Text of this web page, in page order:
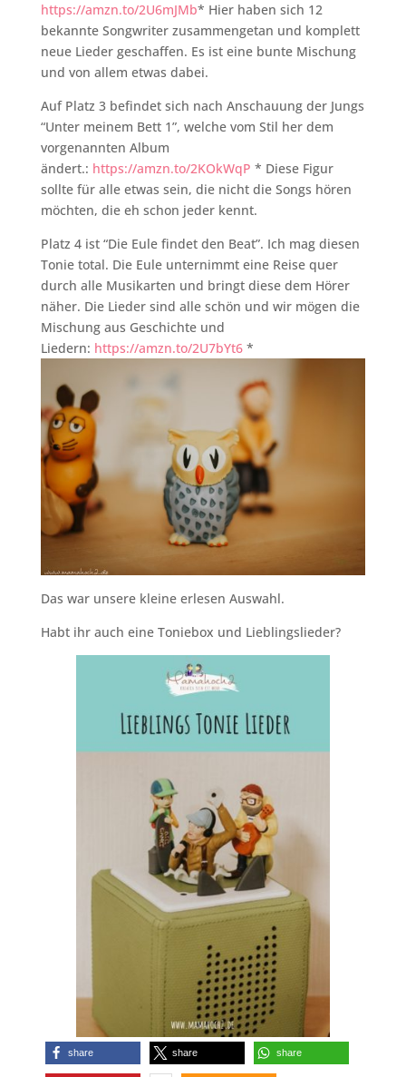
https://amzn.to/2U6mJMb* Hier haben sich 12
bekannte Songwriter zusammengetan und komplett
neue Lieder geschaffen. Es ist eine bunte Mischung
und von allem etwas dabei.
Auf Platz 3 befindet sich nach Anschauung der Jungs
“Unter meinem Bett 1”, welche vom Stil her dem
vorgenannten Album
ändert.: https://amzn.to/2KOkWqP * Diese Figur
sollte für alle etwas sein, die nicht die Songs hören
möchten, die eh schon jeder kennt.
Platz 4 ist “Die Eule findet den Beat”. Ich mag diesen
Tonie total. Die Eule unternimmt eine Reise quer
durch alle Musikarten und bringt diese dem Hörer
näher. Die Lieder sind alle schön und wir mögen die
Mischung aus Geschichte und
Liedern: https://amzn.to/2U7bYt6*
Das war unsere kleine erlesen Auswahl.
Habt ihr auch eine Toniebox und Lieblingslieder?
share share share